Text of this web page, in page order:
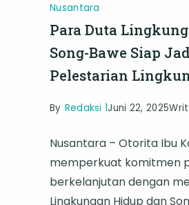
Nusantara
Para Duta
Song-Bawe Siap
Pelestarian
By Redaksi 1Juni 22, 2025
Nusantara – Otorita Ibu
memperkuat komitmen
berkelanjutan dengan
Lingkungan Hidup dan